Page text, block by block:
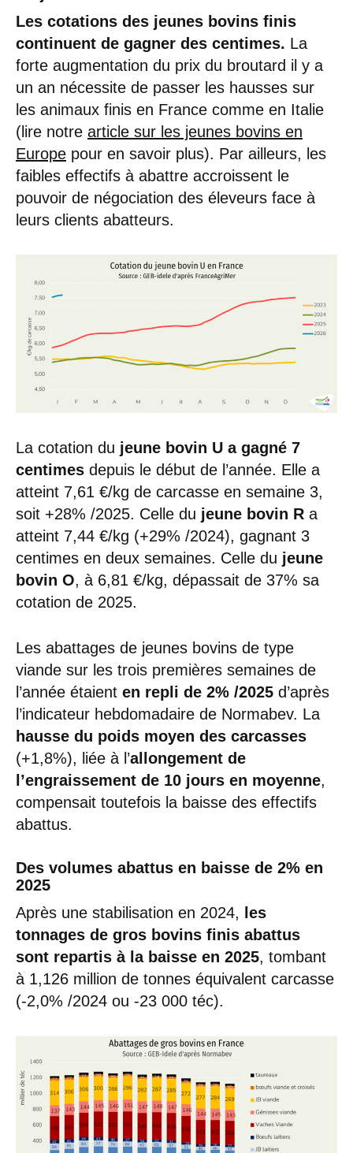
Les cotations des jeunes bovins finis
continuent de gagner des centimes. La
forte augmentation du prix du broutard il y a
un an nécessite de passer les hausses sur
les animaux finis en France comme en Italie
(lire notre article sur les jeunes bovins en
Europe pour en savoir plus). Par ailleurs, les
faibles effectifs à abattre accroissent le
pouvoir de négociation des éleveurs face à
leurs clients abatteurs.
La cotation du jeune bovin U a gagné 7
centimes depuis le début de l’année. Elle a
atteint 7,61 €/kg de carcasse en semaine 3,
soit +28% /2025. Celle du jeune bovin R a
atteint 7,44 €/kg (+29% /2024), gagnant 3
centimes en deux semaines. Celle du jeune
bovin O, à 6,81 €/kg, dépassait de 37% sa
cotation de 2025.
Les abattages de jeunes bovins de type
viande sur les trois premières semaines de
l’année étaient en repli de 2% /2025 d’après
l’indicateur hebdomadaire de Normabev. La
hausse du poids moyen des carcasses
(+1,8%), liée à l’allongement de
l’engraissement de 10 jours en moyenne,
compensait toutefois la baisse des effectifs
abattus.
Des volumes abattus en baisse de 2% en
2025
Après une stabilisation en 2024,
les
tonnages de gros bovins finis abattus
sont repartis à la baisse en 2025, tombant
à 1,126 million de tonnes équivalent carcasse
(-2,0% /2024 ou -23 000 téc).